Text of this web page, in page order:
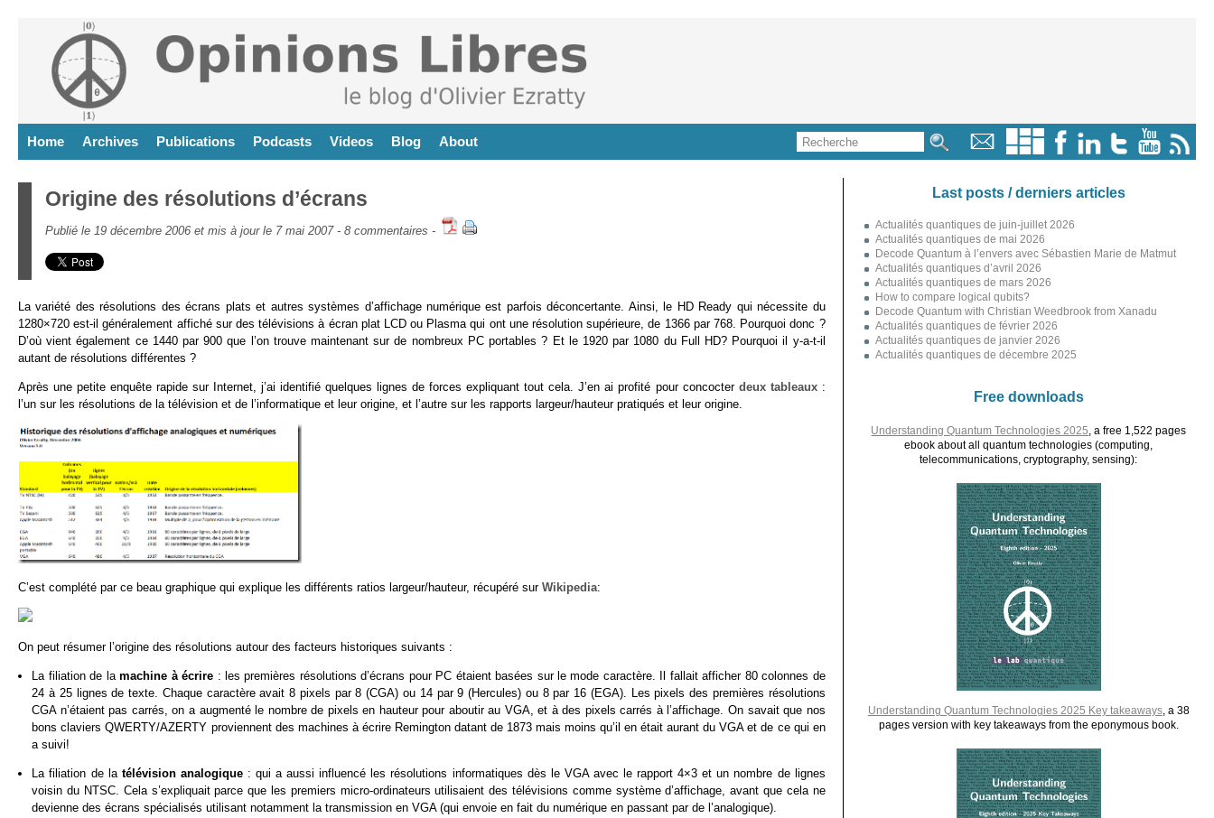
Home Archives Publications Podcasts Videos Blog About
Origine des résolutions d’écrans
Publié le 19 décembre 2006 et mis à jour le 7 mai 2007 - 8 commentaires -
La variété des résolutions des écrans plats et autres systèmes d’affichage numérique est parfois déconcertante. Ainsi, le HD Ready qui nécessite du
1280×720 est-il généralement affiché sur des télévisions à écran plat LCD ou Plasma qui ont une résolution supérieure, de 1366 par 768. Pourquoi donc ?
D’où vient également ce 1440 par 900 que l’on trouve maintenant sur de nombreux PC portables ? Et le 1920 par 1080 du Full HD? Pourquoi il y-a-t-il
autant de résolutions différentes ?
Après une petite enquête rapide sur Internet, j’ai identifié quelques lignes de forces expliquant tout cela. J’en ai profité pour concocter deux tableaux:
l’un sur les résolutions de la télévision et de l’informatique et leur origine, et l’autre sur les rapports largeur/hauteur pratiqués et leur origine.
C’est complété par ce beau graphique qui explique les différents ratios largeur/hauteur, récupéré sur Wikipedia:
On peut résumer l’origine des résolutions autour des facteurs historiques suivants :
La filiation de lamachine à écrire : les premières résolutions d’écrans pour PC étaient basées sur le mode caractère. Il fallait afficher 80 colonnes de
24 à 25 lignes de texte. Chaque caractère avait 8 pixels par 8 (CGA) ou 14 par 9 (Hercules) ou 8 par 16 (EGA). Les pixels des premières résolutions
CGA n’étaient pas carrés, on a augmenté le nombre de pixels en hauteur pour aboutir au VGA, et à des pixels carrés à l’affichage. On savait que nos
bons claviers QWERTY/AZERTY proviennent des machines à écrire Remington datant de 1873 mais moins qu’il en était aurant du VGA et de ce qui en
a suivi!
La filiation de la télévision analogique : qui a aussi influencé les résolutions informatiques dès le VGA avec le rapport 4×3 et un nombre de lignes
voisin du NTSC. Cela s’expliquait parce que les premiers micro-ordinateurs utilisaient des télévisions comme système d’affichage, avant que cela ne
devienne des écrans spécialisés utilisant notamment la transmission en VGA (qui envoie en fait du numérique en passant par de l’analogique).
Last posts / derniers articles
Actualités quantiques de juin-juillet 2026
Actualités quantiques de mai 2026
Decode Quantum à l’envers avec Sébastien Marie de Matmut
Actualités quantiques d’avril 2026
Actualités quantiques de mars 2026
How to compare logical qubits?
Decode Quantum with Christian Weedbrook from Xanadu
Actualités quantiques de février 2026
Actualités quantiques de janvier 2026
Actualités quantiques de décembre 2025
Free downloads
Understanding Quantum Technologies 2025 , a free 1,522 pages
ebook about all quantum technologies (computing,
telecommunications, cryptography, sensing):
Understanding Quantum Technologies 2025 Key takeaways, a 38
pages version with key takeaways from the eponymous book.